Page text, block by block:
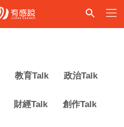
教育Talk 政治Talk
財經Talk 創作Talk